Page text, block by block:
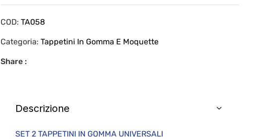
COD:TA058
Categoria:Tappetini In Gomma E Moquette
Share :
Descrizione
SET 2 TAPPETINI IN GOMMA UNIVERSALI